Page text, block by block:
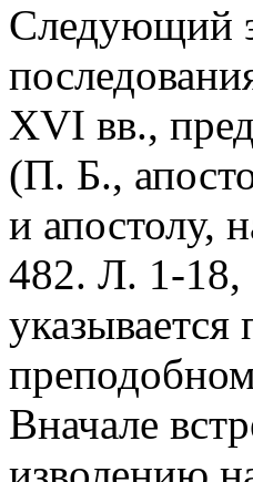
Следующий
XVI вв.,
(П. Б.,
и апостолу,
482. Л. 1-18,
Вначале